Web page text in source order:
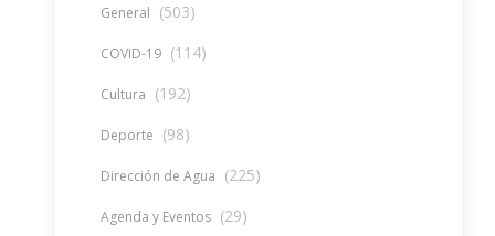
General (503)
COVID-19 (114)
Cultura (192)
Deporte (98)
Dirección de Agua (225)
Agenda y Eventos (29)